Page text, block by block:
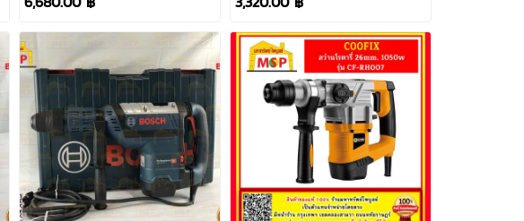
#06112672K1
#06112A60K0